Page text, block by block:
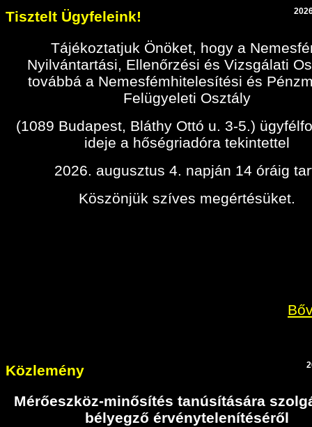
Tisztelt Ügyfeleink!
Tájékoztatjuk Önöket, hogy a
Nyilvántartási, Ellenőrzési és Vizsgálati
továbbá a Nemesfémhitelesítési és
Felügyeleti Osztály
(1089 Budapest, Bláthy Ottó u. 3-5.)
ideje a hőségriadóra tekintettel
2026. augusztus 4. napján 14 óráig
Köszönjük szíves megértésüket.
Közlemény
Mérőeszköz-minősítés tanúsítására
bélyegző érvénytelenítéséről